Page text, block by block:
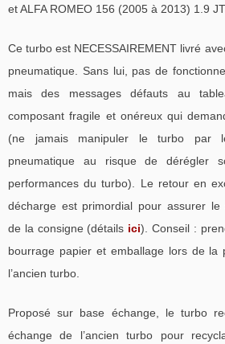
et ALFA ROMEO 156 (2005 à 2013) 1.9
Ce turbo est NECESSAIREMENT livré
pneumatique. Sans lui, pas de
mais des messages défauts au
composant fragile et onéreux qui
(ne jamais manipuler le turbo par
pneumatique au risque de dérégler
performances du turbo). Le retour en
décharge est primordial pour assurer le
de la consigne (détails ici). Conseil :
bourrage papier et emballage lors de la
l’ancien turbo.
Proposé sur base échange, le turbo
échange de l’ancien turbo pour